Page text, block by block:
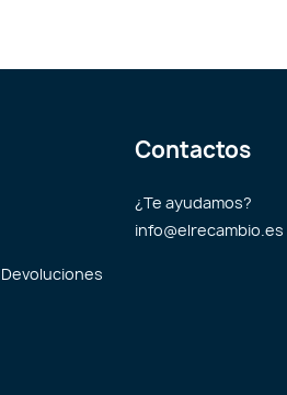
Contactos
¿Te ayudamos?
info@elrecambio.es